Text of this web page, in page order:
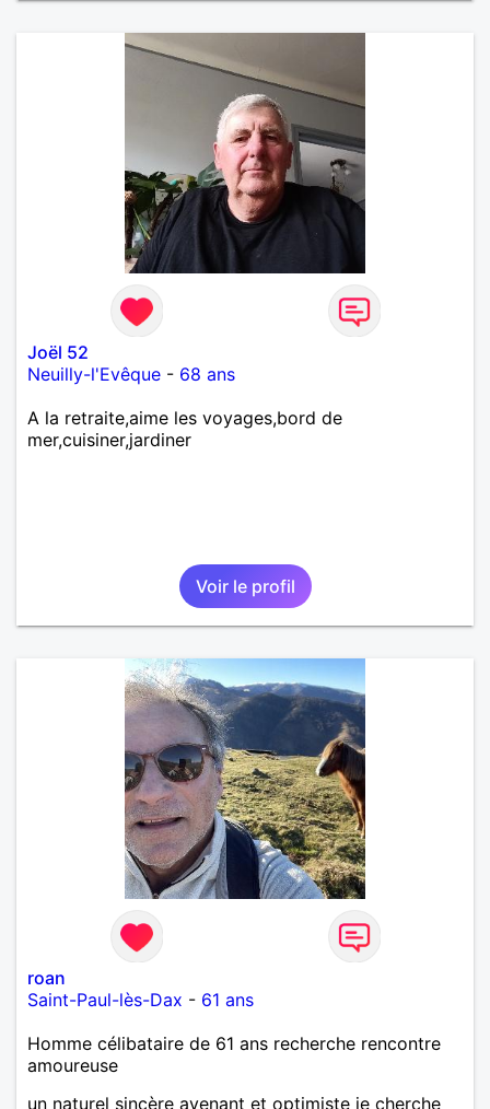
Joël 52
Neuilly-l'Evêque - 68 ans
A la retraite,aime les voyages,bord de
mer,cuisiner,jardiner
Voir le profil
roan
Saint-Paul-lès-Dax - 61 ans
Homme célibataire de 61 ans recherche rencontre
amoureuse
un naturel sincère avenant et optimiste je cherche